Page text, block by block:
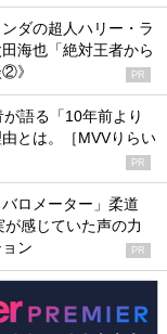
ダの超人ハリー・ラ
海也「絶対王者から
》
PR
語る「10年前より
とは。［MVVりらい
PR
ロメーター」柔道
感じていた声の力
ン
PR